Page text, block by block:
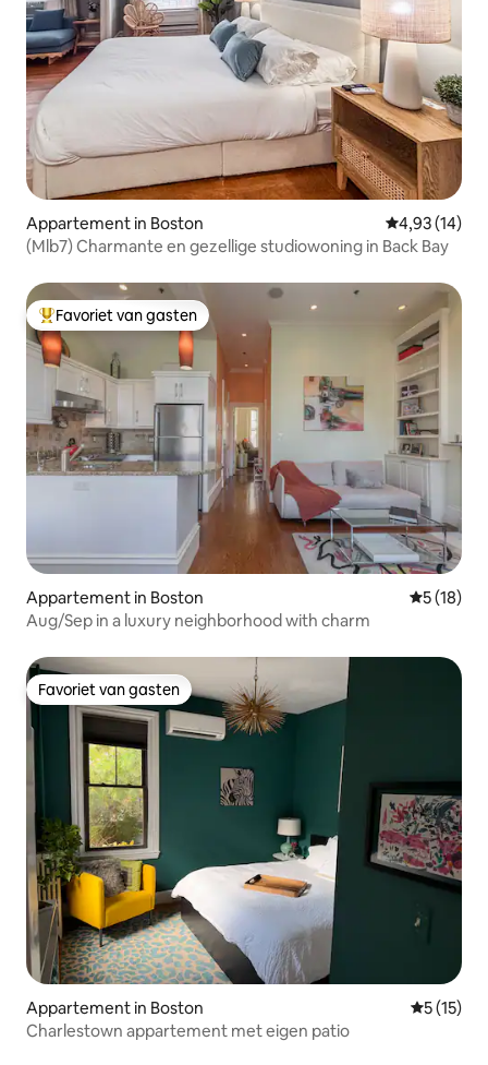
Appartement in Boston Gemiddelde
4,93 (14)
(Mlb7) Charmante en gezellige studiowoning in Back Bay
Topfavoriet van gasten
Favoriet van gasten
Appartement in Boston
5 (18)
Aug/Sep in a luxury neighborhood with charm
Favoriet van gasten
Favoriet van gasten
Appartement in Boston
5 (15)
Charlestown appartement met eigen patio